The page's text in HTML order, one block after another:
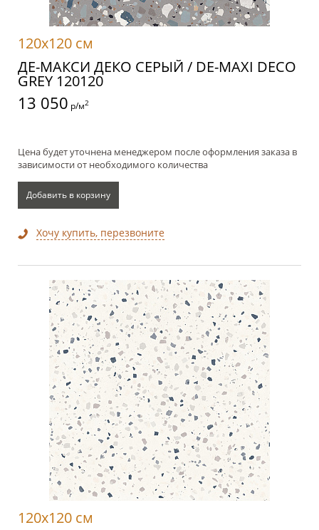
120x120 см
ДЕ-МАКСИ ДЕКО СЕРЫЙ / DE-MAXI DECO
GREY 120120
13 050 р/м2
Цена будет уточнена менеджером после оформления заказа в
зависимости от необходимого количества
Добавить в корзину
Хочу купить, перезвоните
120x120 см